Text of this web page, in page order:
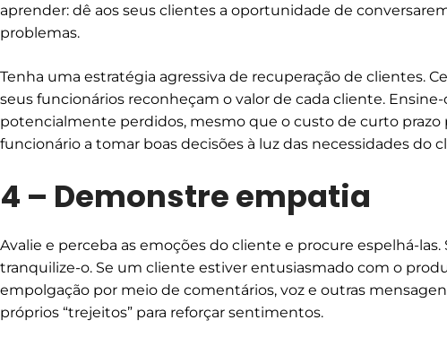
aprender: dê aos seus clientes a oportunidade de
problemas.
Tenha uma estratégia agressiva de recuperação de clientes.
seus funcionários reconheçam o valor de cada cliente.
potencialmente perdidos, mesmo que o custo de curto prazo
funcionário a tomar boas decisões à luz das necessidades do
4 – Demonstre empatia
Avalie e perceba as emoções do cliente e procure espelhá-las.
tranquilize-o. Se um cliente estiver entusiasmado com o
empolgação por meio de comentários, voz e outras
próprios “trejeitos” para reforçar sentimentos.